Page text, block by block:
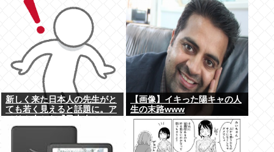
新しく来た日本人の先生がと
ても若く見えると話題に。ア
【画像】イキった陽キャの人
生の末路www